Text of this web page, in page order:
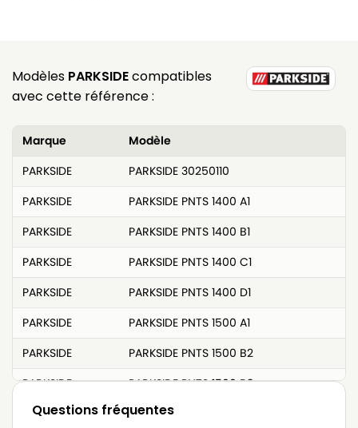
Modèles PARKSIDEcompatibles
avec cette référence :
Marque
Modèle
PARKSIDE
PARKSIDE 30250110
PARKSIDE
PARKSIDE PNTS 1400 A1
PARKSIDE
PARKSIDE PNTS 1400 B1
PARKSIDE
PARKSIDE PNTS 1400 C1
PARKSIDE
PARKSIDE PNTS 1400 D1
PARKSIDE
PARKSIDE PNTS 1500 A1
PARKSIDE
PARKSIDE PNTS 1500 B2
PARKSIDE
PARKSIDE PNTS 1500 B3
PARKSIDE
PARKSIDE PNTS 30 / 6 S
Questions fréquentes